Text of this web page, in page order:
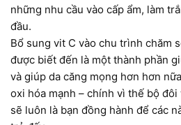
những nhu cầu vào cấp ẩm, làm
đầu.
Bổ sung vit C vào chu trình chăm
được biết đến là một thành phần
và giúp da căng mọng hơn hơn
oxi hóa mạnh – chính vì thế bộ
sẽ luôn là bạn đồng hành để các